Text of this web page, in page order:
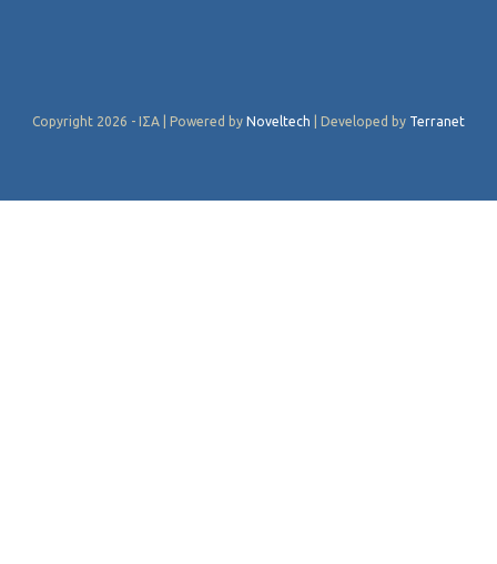
Copyright 2026 - ΙΣΑ | Powered by Noveltech | Developed by Terranet